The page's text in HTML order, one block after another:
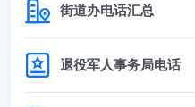
街道办电话汇总
退役军人事务局电话